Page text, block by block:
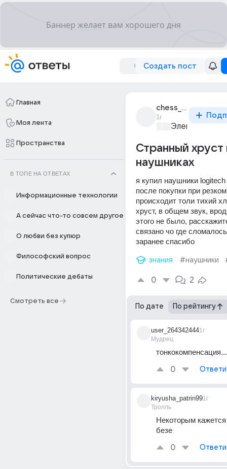
Создать пост
Главная
Моя лента
Пространства
В ТОПЕ НА ОТВЕТАХ
Информационные технологии
А сейчас что-то совсем другое
О любви без купюр
Философский вопрос
Политические дебаты
Смотреть все
chess_6286
1г
Электроника
Странный хруст
наушниках
я купил наушники
после покупки при
происходит толи тихий
хруст, в общем звук,
этого не было,
связано чо где
заранее спасибо
знания #наушники
0 2
По дате По рейтингу
user_264342444
Мудрец
1г
тонкокомпенсация...
0
kiryusha_patrin99
Тролль
1г
Некоторым кажется
безе
0